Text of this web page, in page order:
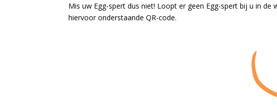
Mis uw Egg-spert dus niet! Loopt er geen Egg-spert bij u in
hiervoor onderstaande QR-code.